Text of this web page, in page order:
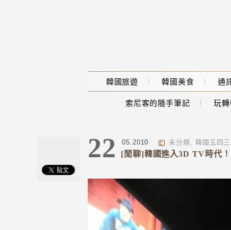
Main Menu
韓國旅遊 韓國美食 通
索尼客的隨手筆記 玩
22 05.2010 未分類, 韓國五四三
[閒聊]韓國進入3D TV時代